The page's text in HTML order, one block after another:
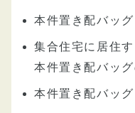
本件置き配バッ
集合住宅に居住
本件置き配バッ
本件置き配バッ